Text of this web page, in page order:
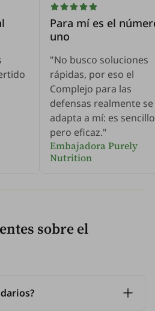
Para mí es el
uno
"No busco soluciones
rápidas, por eso el
Complejo para las
defensas realmente se
adapta a mí: es
pero eficaz."
Embajadora Purely
Nutrition
sobre el